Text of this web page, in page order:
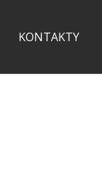
KONTAKTY